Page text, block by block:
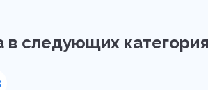
в следующих